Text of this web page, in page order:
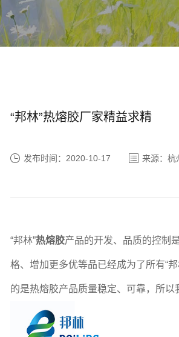
“邦林”热熔胶厂家精益求精
发布时间：2020-10-17 来源：杭
“邦林”热熔胶产品的开发、品质的控制
格、增加更多优等品已经成为了所有“
的是热熔胶产品质量稳定、可靠，所以